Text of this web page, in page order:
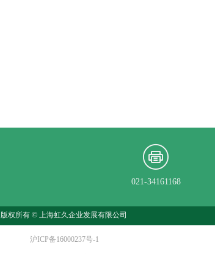
版权所有 © 上海虹久企业发展有限公司
021-34161168
沪ICP备16000237号-1